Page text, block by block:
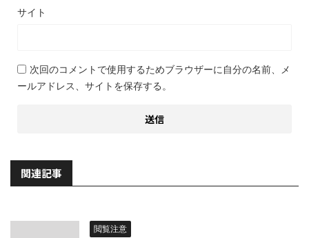
サイト
次回のコメントで使用するためブラウザーに自分の名前、メ
ールアドレス、サイトを保存する。
関連記事
閲覧注意